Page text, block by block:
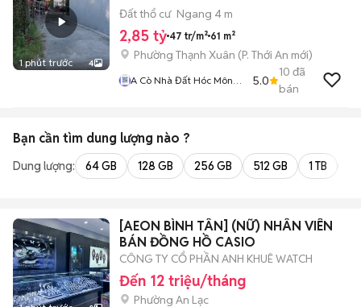
1 phút trước 4
Đất thổ cư Ngang 4 m
2,85 tỷ 47 tr/m² 61 m²
Phường Thạnh Xuân (P. Thới An mới)
A Cò Nhà Đất Hóc Môn
5.0
10 đã
bán
Bạn cần tìm dung lượng nào ?
Dung lượng: 64 GB 128 GB 256 GB 512 GB 1 TB
[AEON BÌNH TÂN] (NỮ) NHÂN VIÊN
BÁN ĐỒNG HỒ CASIO
CÔNG TY CỔ PHẦN ANH KHUÊ WATCH
Đến 12 triệu/tháng
Phường An Lạc